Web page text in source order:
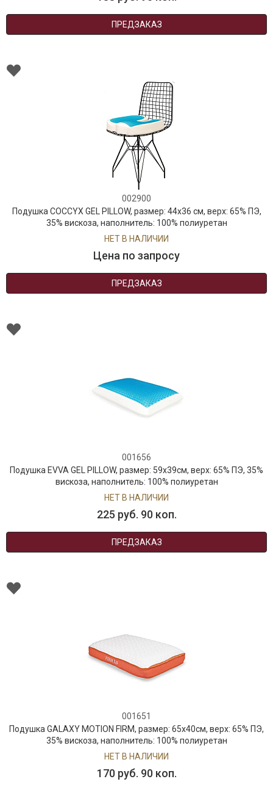
ПРЕДЗАКАЗ
002900
Подушка COCCYX GEL PILLOW, размер: 44x36 см, верх: 65% ПЭ,
35% вискоза, наполнитель: 100% полиуретан
НЕТ В НАЛИЧИИ
Цена по запросу
ПРЕДЗАКАЗ
001656
Подушка EVVA GEL PILLOW, размер: 59x39см, верх: 65% ПЭ, 35%
вискоза, наполнитель: 100% полиуретан
НЕТ В НАЛИЧИИ
225 руб. 90 коп.
ПРЕДЗАКАЗ
001651
Подушка GALAXY MOTION FIRM, размер: 65x40см, верх: 65% ПЭ,
35% вискоза, наполнитель: 100% полиуретан
НЕТ В НАЛИЧИИ
170 руб. 90 коп.